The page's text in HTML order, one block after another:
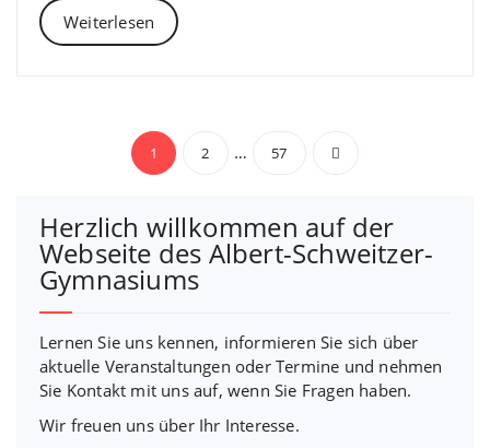
Weiterlesen
Beitragsnavigation
1 2 … 57
Herzlich willkommen auf der
Webseite des Albert-Schweitzer-
Gymnasiums
Lernen Sie uns kennen, informieren Sie sich über
aktuelle Veranstaltungen oder Termine und nehmen
Sie Kontakt mit uns auf, wenn Sie Fragen haben.
Wir freuen uns über Ihr Interesse.